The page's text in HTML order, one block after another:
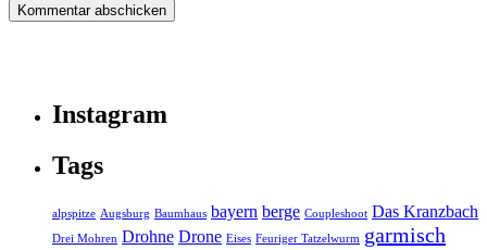
Instagram
Tags
alpspitze Augsburg Baumhaus bayern berge Coupleshoot Das Kranzbach
Drei Mohren Drohne Drone Eises Feuriger Tatzelwurm garmisch